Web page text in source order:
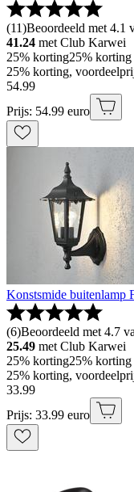
(11)Beoordeeld met 4.1
41.24 met Club Karwei
25% korting25% korting
25% korting,
54.99
Prijs: 54.99 euro
Konstsmide buitenlamp
(6)Beoordeeld met 4.7
25.49 met Club Karwei
25% korting25% korting
25% korting,
33.99
Prijs: 33.99 euro